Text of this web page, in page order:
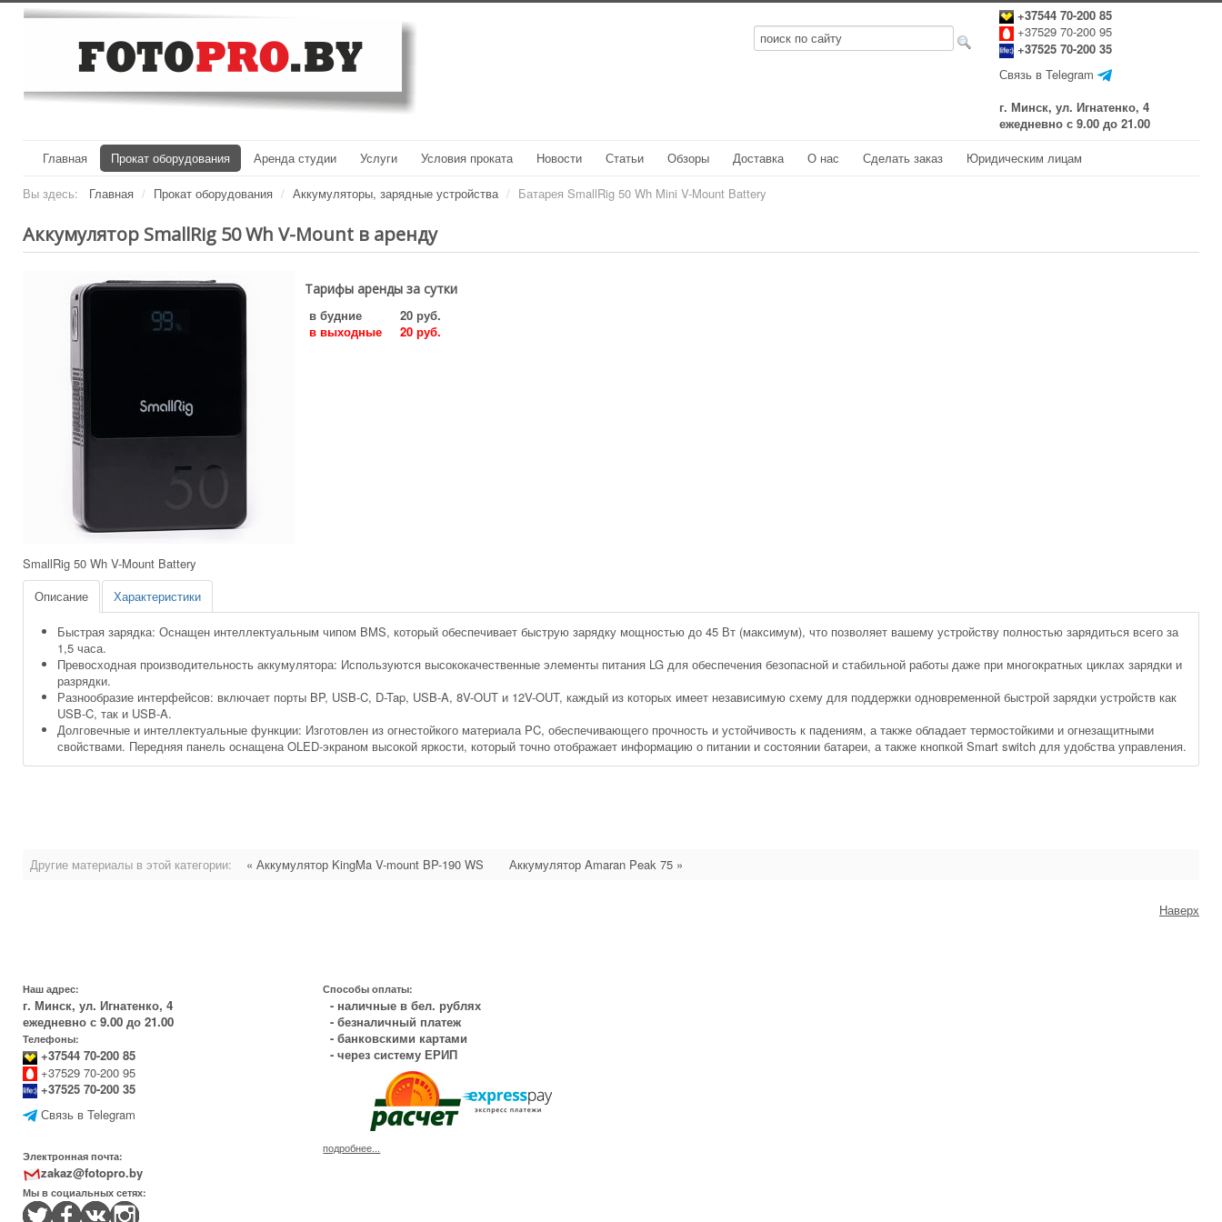
+37544 70-200 85
+37529 70-200 95
+37525 70-200 35
Связь в Telegram
г. Минск, ул. Игнатенко, 4
ежедневно с 9.00 до 21.00
Главная
Прокат оборудования Аренда студии Услуги Условия проката Новости Статьи Обзоры Доставка О нас Сделать заказ Юридическим лицам
Вы здесь: Главная / Прокат оборудования / Аккумуляторы, зарядные устройства / Батарея SmallRig 50 Wh Mini V-Mount Battery
Аккумулятор SmallRig 50 Wh V-Mount в аренду
Тарифы аренды за сутки
в будние
20 руб.
в выходные
20 руб.
SmallRig 50 Wh V-Mount Battery
Описание
Характеристики
Быстрая зарядка: Оснащен интеллектуальным чипом BMS, который обеспечивает ­­­­­быструю зарядку мощностью до 45 Вт (максимум), что позволяет вашему устройству полностью зарядиться всего за
1,5 часа.
Превосходная производительность аккумулятора: Используются высококачественные элементы питания LG для обеспечения безопасной и стабильной работы даже при многократных циклах зарядки и
разрядки.
Разнообразие интерфейсов: включает порты BP, USB-C, D-Tap, USB-A, 8V-OUT и 12V-OUT, каждый из которых имеет независимую схему для поддержки одновременной быстрой зарядки устройств как
USB-C, так и USB-A.
Долговечные и интеллектуальные функции: Изготовлен из огнестойкого материала PC, обеспечивающего прочность и устойчивость к падениям, а также обладает термостойкими и огнезащитными
свойствами. Передняя панель оснащена OLED-экраном высокой яркости, который точно отображает информацию о питании и состоянии батареи, а также кнопкой Smart switch для удобства управления.
Другие материалы в этой категории: « Аккумулятор KingMa V-mount BP-190 WS Аккумулятор Amaran Peak 75 »
Наверх
Наш адрес:
г. Минск, ул. Игнатенко, 4
ежедневно с 9.00 до 21.00
Телефоны:
+37544 70-200 85
+37529 70-200 95
+37525 70-200 35
Связь в Telegram
Электронная почта:
zakaz@fotopro.by
Мы в социальных сетях:
Способы оплаты:
- наличные в бел. рублях
- безналичный платеж
- банковскими картами
- через систему ЕРИП
подробнее...